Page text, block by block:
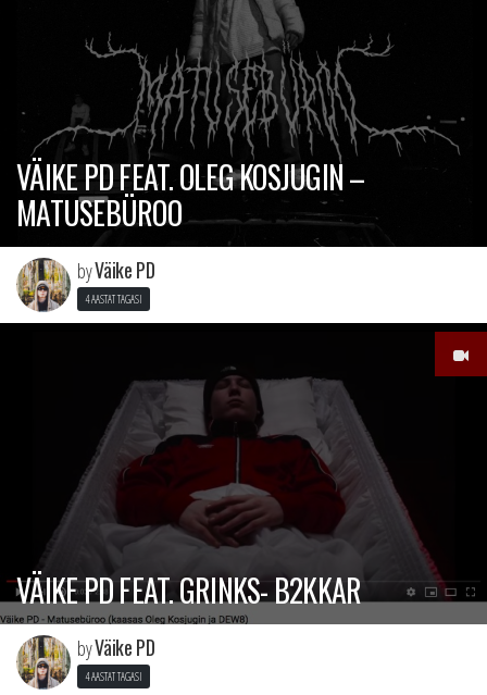
VÄIKE PD FEAT. OLEG KOSJUGIN –
MATUSEBÜROO
byVäike PD
4 AASTAT TAGASI
VÄIKE PD FEAT. GRINKS- B2KKAR
byVäike PD
4 AASTAT TAGASI